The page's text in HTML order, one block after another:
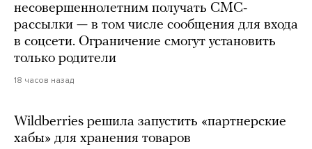
несовершеннолетним получать СМС-
рассылки — в том числе сообщения для входа
в соцсети. Ограничение смогут установить
только родители
18 часов назад
Wildberries решила запустить «партнерские
хабы» для хранения товаров